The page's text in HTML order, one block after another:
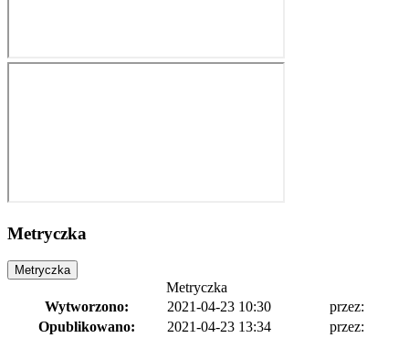
Metryczka
Metryczka
Metryczka
Wytworzono:
2021-04-23 10:30
przez:
Opublikowano:
2021-04-23 13:34
przez: